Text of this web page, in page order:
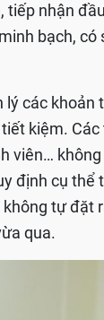
tiếp nhận
bạch, có
các
kiệm.
viên…
định cụ thể
tự đặt
qua.